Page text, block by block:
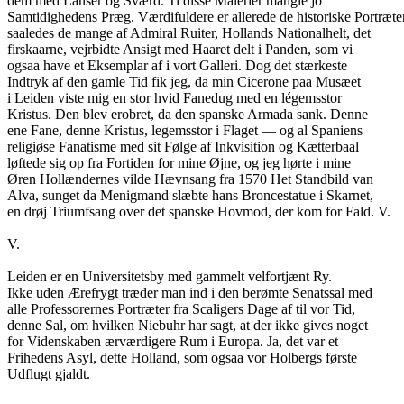
Samtidighedens Præg. Værdifuldere er allerede de historiske
saaledes de mange af Admiral Ruiter, Hollands Nationalhelt, det
firskaarne, vejrbidte Ansigt med Haaret delt i Panden, som vi
ogsaa have et Eksemplar af i vort Galleri. Dog det stærkeste
Indtryk af den gamle Tid fik jeg, da min Cicerone paa Musæet
i Leiden viste mig en stor hvid Fanedug med en légemsstor
Kristus. Den blev erobret, da den spanske Armada sank. Denne
ene Fane, denne Kristus, legemsstor i Flaget — og al Spaniens
religiøse Fanatisme med sit Følge af Inkvisition og Kætterbaal
løftede sig op fra Fortiden for mine Øjne, og jeg hørte i mine
Øren Hollændernes vilde Hævnsang fra 1570 Het Standbild van
Alva, sunget da Menigmand slæbte hans Broncestatue i Skarnet,
en drøj Triumfsang over det spanske Hovmod, der kom for Fald. V.
V.
Leiden er en Universitetsby med gammelt velfortjænt Ry.
Ikke uden Ærefrygt træder man ind i den berømte Senatssal med
alle Professorernes Portræter fra Scaligers Dage af til vor Tid,
denne Sal, om hvilken Niebuhr har sagt, at der ikke gives noget
for Videnskaben ærværdigere Rum i Europa. Ja, det var et
Frihedens Asyl, dette Holland, som ogsaa vor Holbergs første
Udflugt gjaldt.